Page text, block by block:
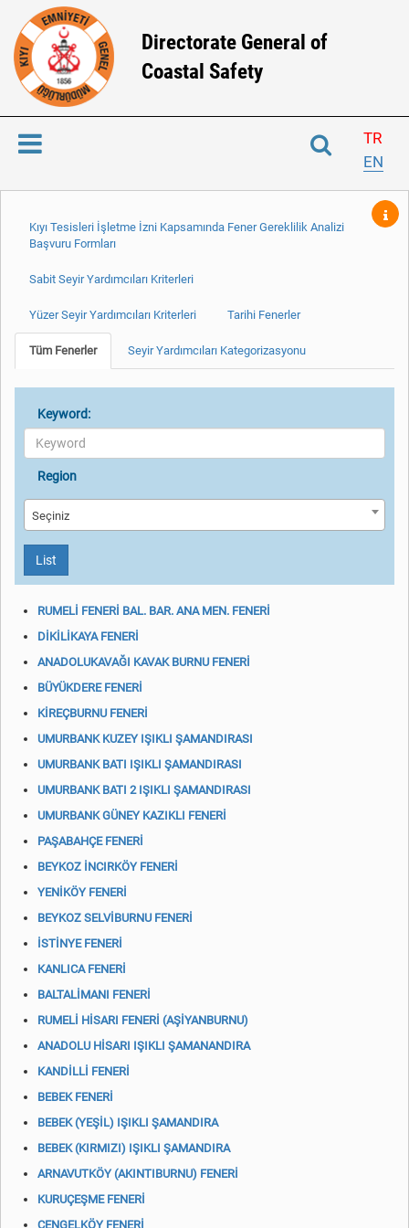
Directorate General of
Coastal Safety
TR
EN
Kıyı Tesisleri İşletme İzni Kapsamında Fener Gereklilik Analizi
Başvuru Formları
Sabit Seyir Yardımcıları Kriterleri
Yüzer Seyir Yardımcıları Kriterleri Tarihi Fenerler
Tüm Fenerler Seyir Yardımcıları Kategorizasyonu
Keyword:
Region
Seçiniz
List
RUMELİ FENERİ BAL. BAR. ANA MEN. FENERİ
DİKİLİKAYA FENERİ
ANADOLUKAVAĞI KAVAK BURNU FENERİ
BÜYÜKDERE FENERİ
KİREÇBURNU FENERİ
UMURBANK KUZEY IŞIKLI ŞAMANDIRASI
UMURBANK BATI IŞIKLI ŞAMANDIRASI
UMURBANK BATI 2 IŞIKLI ŞAMANDIRASI
UMURBANK GÜNEY KAZIKLI FENERİ
PAŞABAHÇE FENERİ
BEYKOZ İNCIRKÖY FENERİ
YENİKÖY FENERİ
BEYKOZ SELVİBURNU FENERİ
İSTİNYE FENERİ
KANLICA FENERİ
BALTALİMANI FENERİ
RUMELİ HİSARI FENERİ (AŞİYANBURNU)
ANADOLU HİSARI IŞIKLI ŞAMANANDIRA
KANDİLLİ FENERİ
BEBEK FENERİ
BEBEK (YEŞİL) IŞIKLI ŞAMANDIRA
BEBEK (KIRMIZI) IŞIKLI ŞAMANDIRA
ARNAVUTKÖY (AKINTIBURNU) FENERİ
KURUÇEŞME FENERİ
ÇENGELKÖY FENERİ